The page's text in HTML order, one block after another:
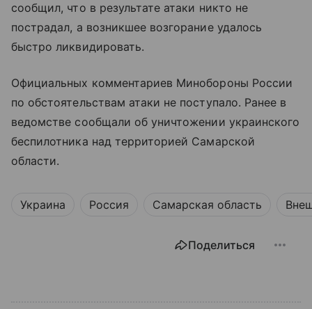
сообщил, что в результате атаки никто не
пострадал, а возникшее возгорание удалось
быстро ликвидировать.
Официальных комментариев Минобороны России
по обстоятельствам атаки не поступало. Ранее в
ведомстве сообщали об уничтожении украинского
беспилотника над территорией Самарской
области.
Украина Россия Самарская область
Поделиться